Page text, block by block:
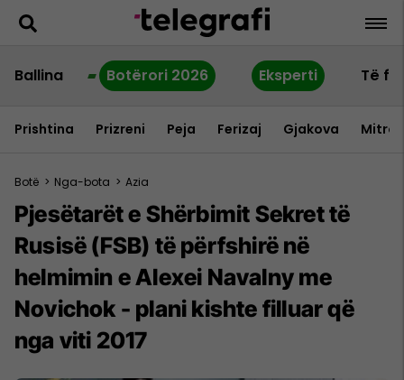
Ballina Botërori 2026 Eksperti Të
Prishtina Prizreni Peja Ferizaj Gjakova
Botë > Nga-bota > Azia
Pjesëtarët e Shërbimit Sekret të
Rusisë (FSB) të përfshirë në
helmimin e Alexei Navalny me
Novichok - plani kishte filluar që
nga viti 2017